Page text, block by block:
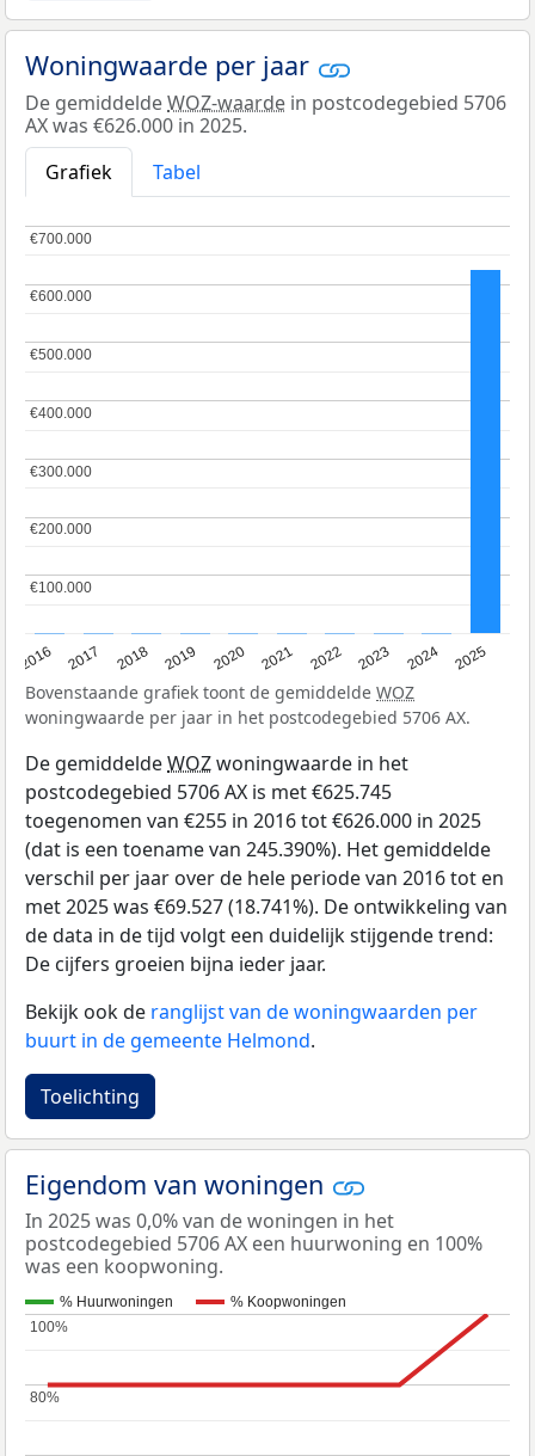
Woningwaarde per jaar
De gemiddeldeWOZ-waarde in postcodegebied 5706
AX was €626.000 in 2025.
Grafiek
Tabel
2016 2017 2018 2019 2020 2021 2022 2023 2024 2025
€100.000
€100.000
€200.000
€200.000
€300.000
€300.000
€400.000
€400.000
€500.000
€500.000
€600.000
€600.000
€700.000
€700.000
Bovenstaande grafiek toont de gemiddelde WOZ
woningwaarde per jaar in het postcodegebied 5706 AX.
De gemiddeldeWOZwoningwaarde in het
postcodegebied 5706 AX is met €625.745
toegenomen van €255 in 2016 tot €626.000 in 2025
(dat is een toename van 245.390%). Het gemiddelde
verschil per jaar over de hele periode van 2016 tot en
met 2025 was €69.527 (18.741%). De ontwikkeling van
de data in de tijd volgt een duidelijk stijgende trend:
De cijfers groeien bijna ieder jaar.
Bekijk ook de ranglijst van de woningwaarden per
buurt in de gemeente Helmond.
Toelichting
Eigendom van woningen
In 2025 was 0,0% van de woningen in het
postcodegebied 5706 AX een huurwoning en 100%
was een koopwoning.
% Huurwoningen % Koopwoningen
80%
80%
100%
100%